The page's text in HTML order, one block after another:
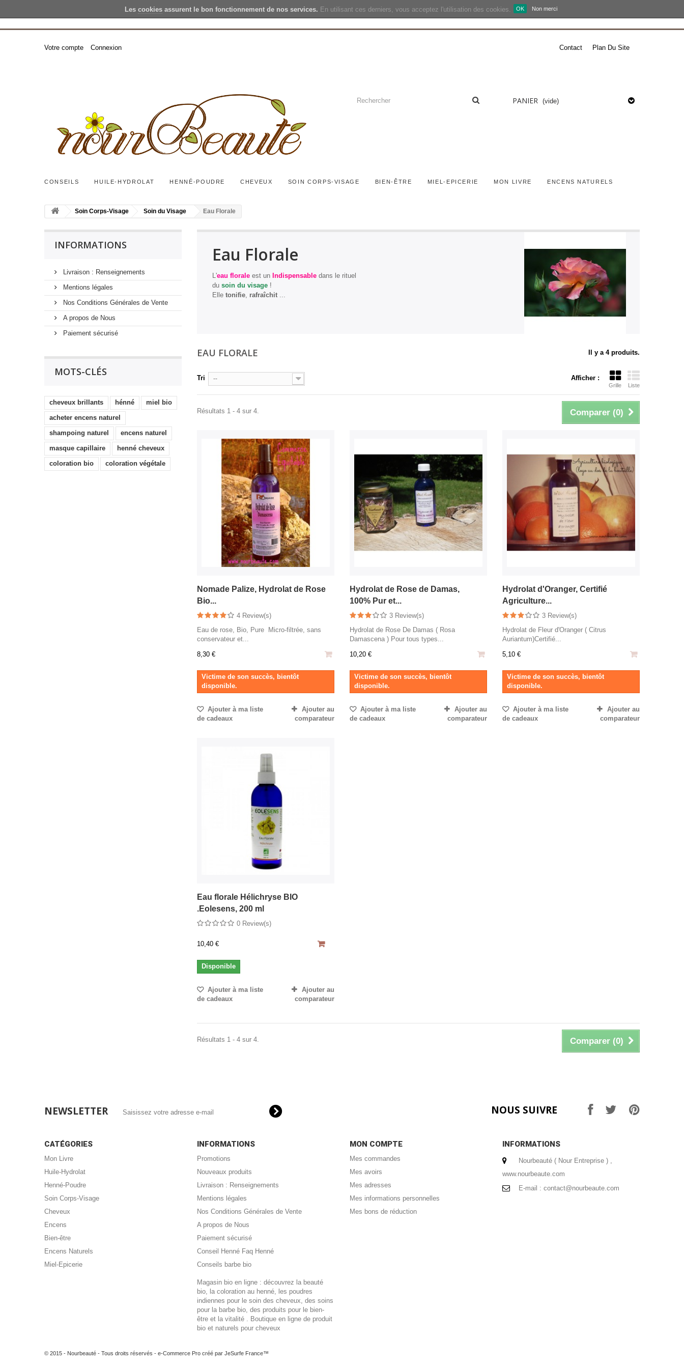
Les cookiesassurent le bon fonctionnement de nos services. En utilisant ces derniers, vous acceptez l'utilisation des cookies. OK Non merci
Votre compte Connexion Contact Plan Du Site
PANIER (vide)
CONSEILS HUILE-HYDROLAT HENNÉ-POUDRE CHEVEUX SOIN CORPS-VISAGE BIEN-ÊTRE MIEL-EPICERIE MON LIVRE ENCENS NATURELS
Soin Corps-Visage Soin du Visage Eau Florale
INFORMATIONS
Livraison : Renseignements
Mentions légales
Nos Conditions Générales de Vente
A propos de Nous
Paiement sécurisé
MOTS-CLÉS
cheveux brillants hénné
miel bio
acheter encens naturel
shampoing naturel
encens naturel
masque capillaire
henné cheveux
coloration bio
coloration végétale
Eau Florale
L'eau florale est un Indispensable dans le rituel
du soin du visage !
Elle tonifie, rafraîchit ...
EAU FLORALE Il y a 4 produits.
Afficher :
Grille Liste
Tri --
Comparer (0)
Résultats 1 - 4 sur 4.
Nomade Palize, Hydrolat de Rose
Bio...
4 Review(s)
Eau de rose, Bio, Pure Micro-filtrée, sans
conservateur et...
8,30 €
Victime de son succès, bientôt
disponible.
Ajouter à ma liste
de cadeaux
Ajouter au
comparateur
Hydrolat de Rose de Damas,
100% Pur et...
3 Review(s)
Hydrolat de Rose De Damas ( Rosa
Damascena ) Pour tous types...
10,20 €
Victime de son succès, bientôt
disponible.
Ajouter à ma liste
de cadeaux
Ajouter au
comparateur
Hydrolat d'Oranger, Certifié
Agriculture...
3 Review(s)
Hydrolat de Fleur d'Oranger ( Citrus
Auriantum)Certifié...
5,10 €
Victime de son succès, bientôt
disponible.
Ajouter à ma liste
de cadeaux
Ajouter au
comparateur
Eau florale Hélichryse BIO
.Eolesens, 200 ml
0 Review(s)
10,40 €
Disponible
Ajouter à ma liste
de cadeaux
Ajouter au
comparateur
Comparer (0)
Résultats 1 - 4 sur 4.
NEWSLETTER NOUS SUIVRE
CATÉGORIES
Mon Livre
Huile-Hydrolat
Henné-Poudre
Soin Corps-Visage
Cheveux
Encens
Bien-être
Encens Naturels
Miel-Epicerie
INFORMATIONS
Promotions
Nouveaux produits
Livraison : Renseignements
Mentions légales
Nos Conditions Générales de Vente
A propos de Nous
Paiement sécurisé
Conseil Henné Faq Henné
Conseils barbe bio
Magasin bio en ligne : découvrez la beauté
bio, la coloration au henné, les poudres
indiennes pour le soin des cheveux, des soins
pour la barbe bio, des produits pour le bien-
être et la vitalité . Boutique en ligne de produit
bio et naturels pour cheveux
© 2015 - Nourbeauté - Tous droits réservés - e-Commerce Pro créé par JeSurfe France™
MON COMPTE
Mes commandes
Mes avoirs
Mes adresses
Mes informations personnelles
Mes bons de réduction
INFORMATIONS
Nourbeauté ( Nour Entreprise ) ,
www.nourbeaute.com
E-mail : contact@nourbeaute.com